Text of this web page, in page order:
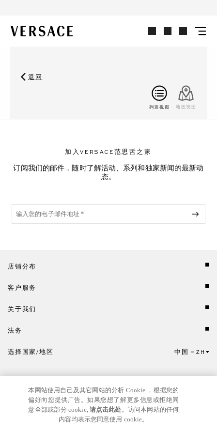
VERSACE | 主页
返回
列表视图 地图视图
加入VERSACE范思哲之家
订阅我们的邮件，随时了解活动、系列和独家新闻的最新动
态。
店铺分布
客户服务
关于我们
法务
点击此处选择国家/地区和语言。
选择国家/地区 中国 ZH
本网站使用自己及其它网站的分析 Cookie ，根据您的
偏好向您提供广告。如果您想了解更多信息或拒绝同
意全部或部分 cookie,请点击此处。访问本网站的任何
内容均表示您同意使用 cookie。